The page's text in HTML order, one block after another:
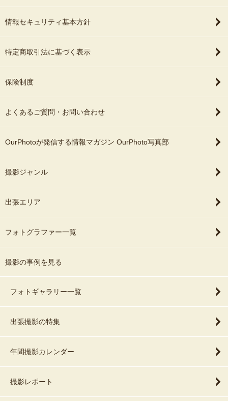
情報セキュリティ基本方針
特定商取引法に基づく表示
保険制度
よくあるご質問・お問い合わせ
OurPhotoが発信する情報マガジン OurPhoto写真部
撮影ジャンル
出張エリア
フォトグラファー一覧
撮影の事例を見る
フォトギャラリー一覧
出張撮影の特集
年間撮影カレンダー
撮影レポート